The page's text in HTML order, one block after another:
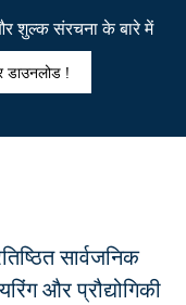
शुल्क संरचना के बारे में
डाउनलोड !
सार्वजनिक
और प्रौद्योगिकी